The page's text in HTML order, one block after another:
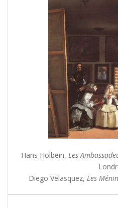
Hans Holbein, Les
Diego Velasquez, Les